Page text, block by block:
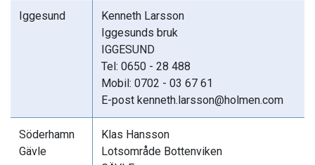
Iggesund
Kenneth Larsson
Iggesunds bruk
IGGESUND
Tel: 0650 - 28 488
Mobil: 0702 - 03 67 61
E-post kenneth.larsson@holmen.com
Söderhamn
Gävle
Klas Hansson
Lotsområde Bottenviken